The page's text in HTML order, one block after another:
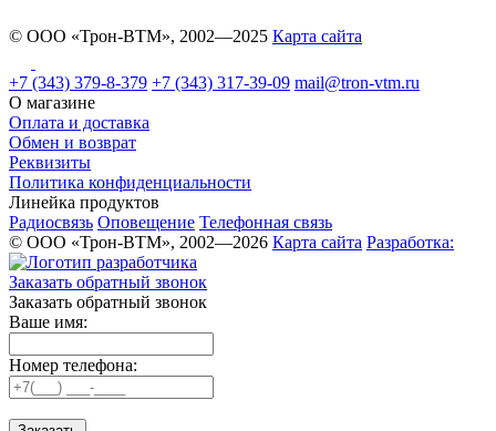
© ООО «Трон-ВТМ», 2002—2025 Карта сайта
+7 (343) 379-8-379 +7 (343) 317-39-09 mail@tron-vtm.ru
О магазине
Оплата и доставка
Обмен и возврат
Реквизиты
Политика конфиденциальности
Линейка продуктов
Радиосвязь Оповещение Телефонная связь
© ООО «Трон-ВТМ», 2002—2026 Карта сайта Разработка:
Заказать обратный звонок
Заказать обратный звонок
Ваше имя:
Номер телефона: